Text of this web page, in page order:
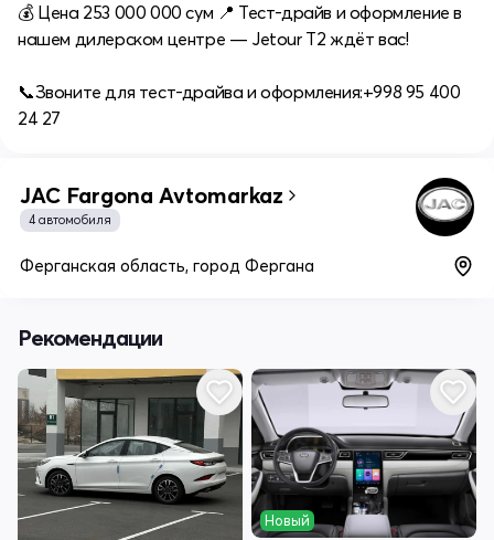
💰 Цена 253 000 000 сум 📍 Тест-драйв и оформление в
нашем дилерском центре — Jetour T2 ждёт вас!
📞Звоните для тест‑драйва и оформления:+998 95 400
24 27
JAC Fargona Avtomarkaz
4 автомобиля
Ферганская область, город Фергана
Рекомендации
Новый